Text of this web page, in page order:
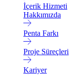
İçerik Hizmeti
Hakkımızda
Penta Farkı
Proje Süreçleri
Kariyer